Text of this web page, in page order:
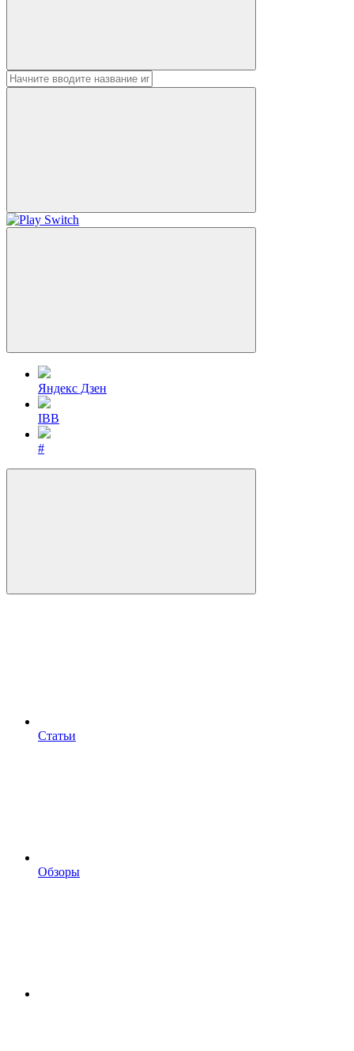
Яндекс Дзен
IBB
#
Статьи
Обзоры